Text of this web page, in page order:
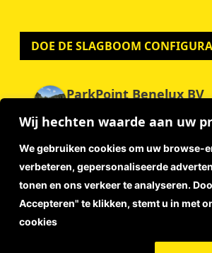
Wij hechten waarde aan uw
We gebruiken cookies om uw browse-
verbeteren, gepersonaliseerde
tonen en ons verkeer te analyseren.
Accepteren" te klikken, stemt u in met
cookies
DOE DE SLAGBOOM
ParkPoint Benelux BV
Gebaseerd op 59
Disclaimer